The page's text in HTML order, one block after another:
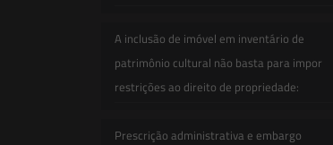
A inclusão de imóvel em inventário de
patrimônio cultural não basta para impor
restrições ao direito de propriedade:
Prescrição administrativa e embargo